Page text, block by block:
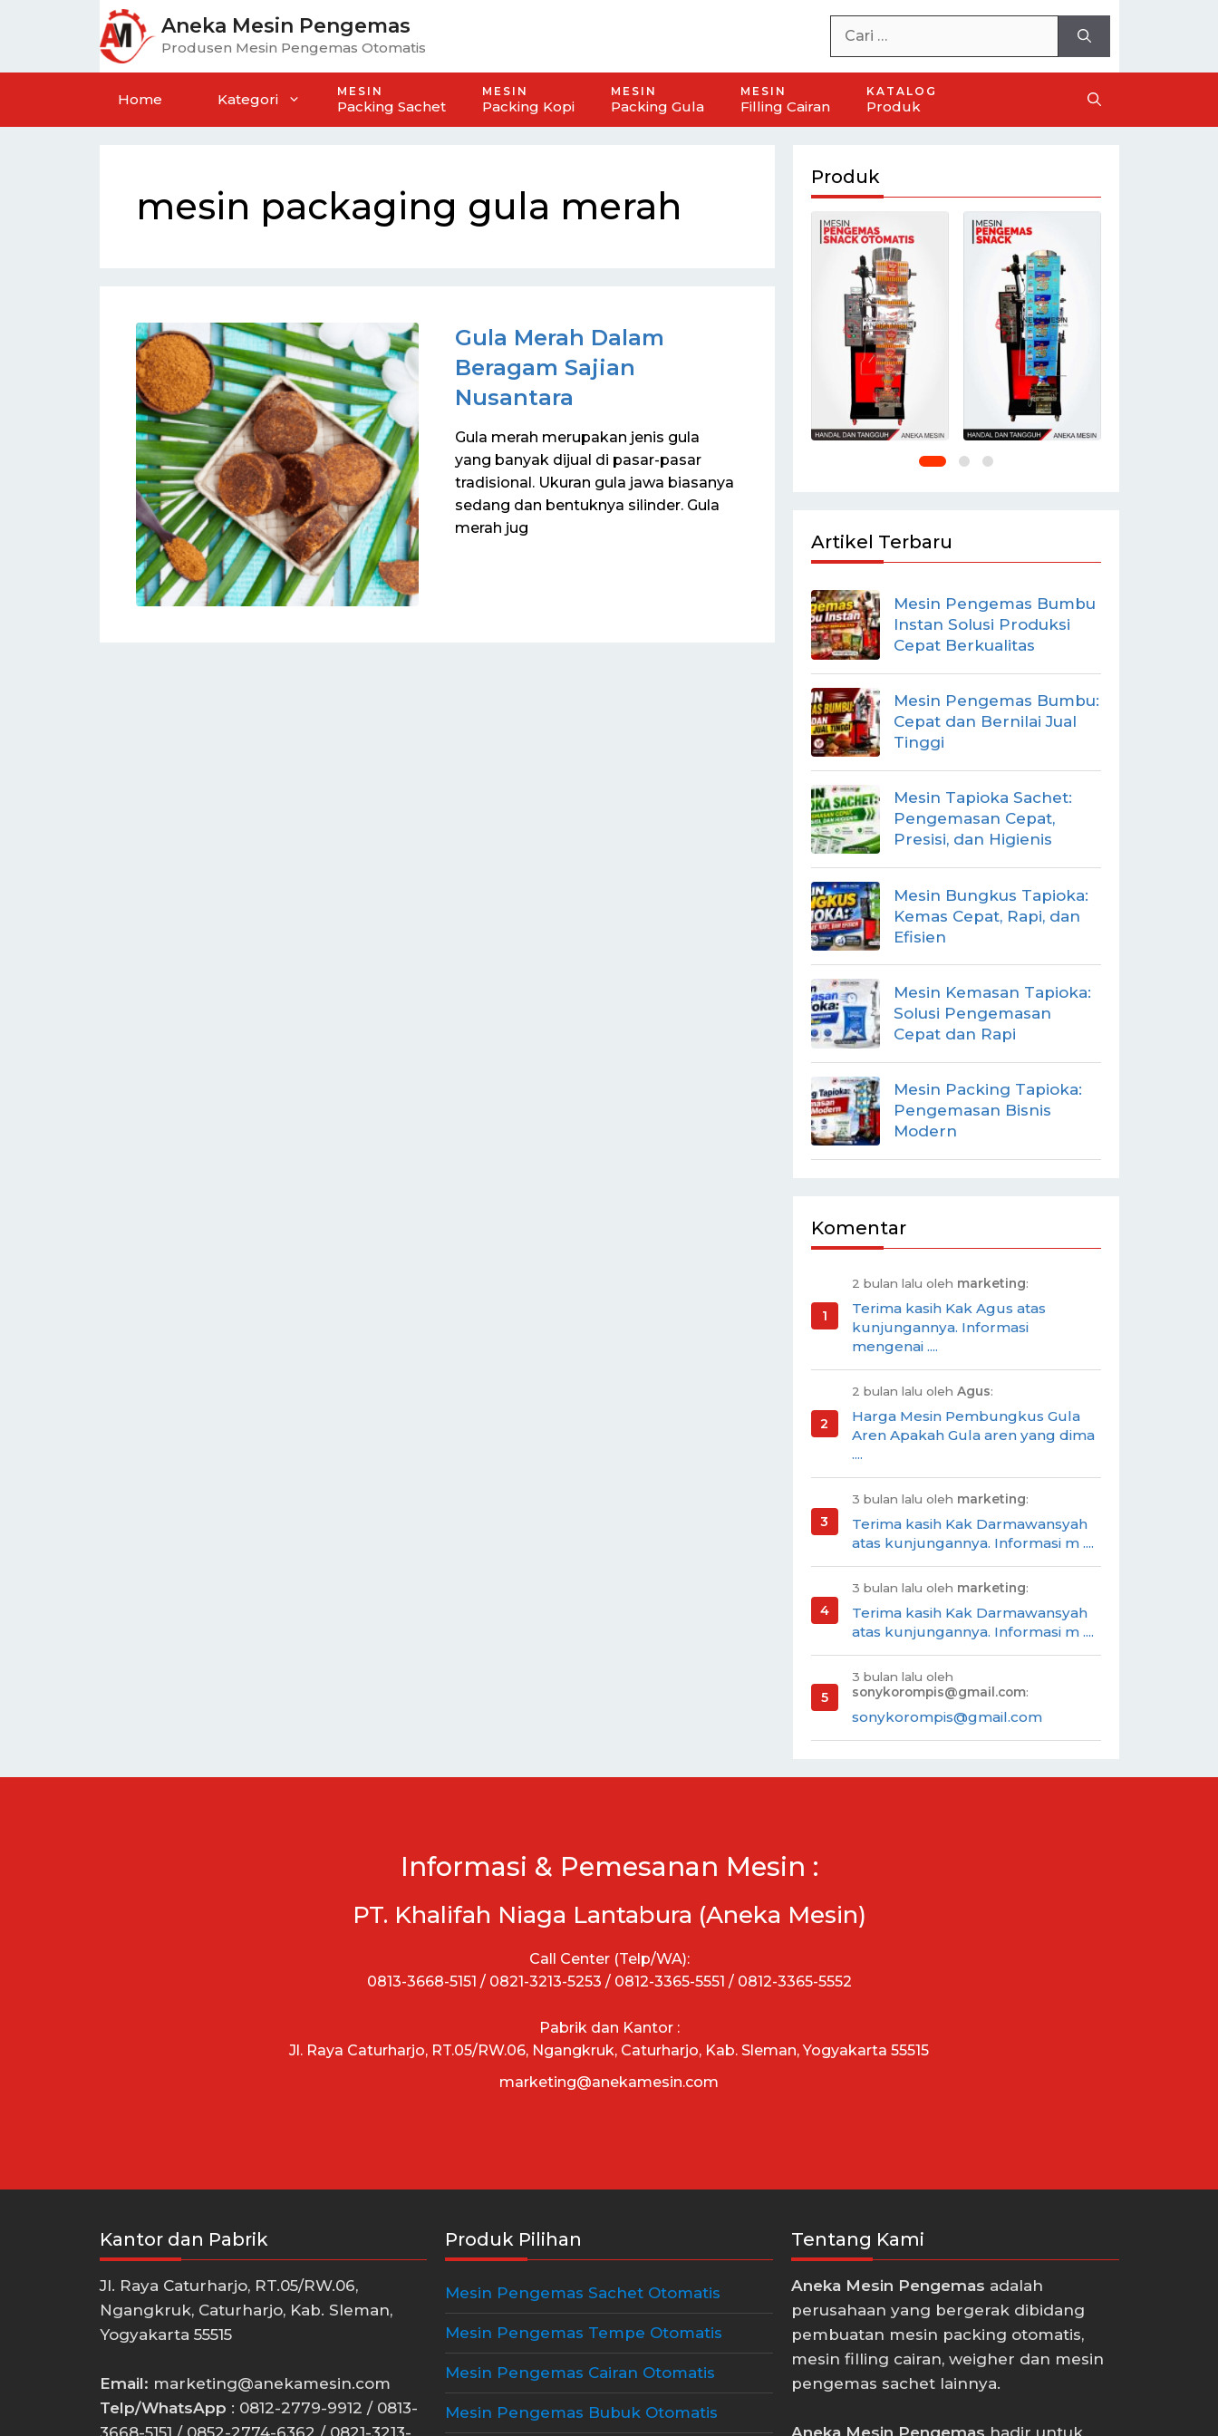
Aneka Mesin Pengemas
Produsen Mesin Pengemas Otomatis
Home Kategori MESIN
Packing Sachet
MESIN
Packing Kopi
MESIN
Packing Gula
MESIN
Filling Cairan
KATALOG
Produk
mesin packaging gula merah
Gula Merah Dalam
Beragam Sajian
Nusantara
Gula merah merupakan jenis gula
yang banyak dijual di pasar-pasar
tradisional. Ukuran gula jawa biasanya
sedang dan bentuknya silinder. Gula
merah jug
Produk
Artikel Terbaru
Mesin Pengemas Bumbu
Instan Solusi Produksi
Cepat Berkualitas
Mesin Pengemas Bumbu:
Cepat dan Bernilai Jual
Tinggi
Mesin Tapioka Sachet:
Pengemasan Cepat,
Presisi, dan Higienis
Mesin Bungkus Tapioka:
Kemas Cepat, Rapi, dan
Efisien
Mesin Kemasan Tapioka:
Solusi Pengemasan
Cepat dan Rapi
Mesin Packing Tapioka:
Pengemasan Bisnis
Modern
Komentar
2 bulan lalu oleh marketing:
Terima kasih Kak Agus atas
kunjungannya. Informasi
mengenai ....
2 bulan lalu oleh Agus:
Harga Mesin Pembungkus Gula
Aren Apakah Gula aren yang dima
....
3 bulan lalu oleh marketing:
Terima kasih Kak Darmawansyah
atas kunjungannya. Informasi m ....
3 bulan lalu oleh marketing:
Terima kasih Kak Darmawansyah
atas kunjungannya. Informasi m ....
3 bulan lalu oleh
sonykorompis@gmail.com:
sonykorompis@gmail.com
Informasi & Pemesanan Mesin :
PT. Khalifah Niaga Lantabura (Aneka Mesin)
Call Center (Telp/WA):
0813-3668-5151 / 0821-3213-5253 / 0812-3365-5551 / 0812-3365-5552
Pabrik dan Kantor :
Jl. Raya Caturharjo, RT.05/RW.06, Ngangkruk, Caturharjo, Kab. Sleman, Yogyakarta 55515
marketing@anekamesin.com
Kantor dan Pabrik
Jl. Raya Caturharjo, RT.05/RW.06,
Ngangkruk, Caturharjo, Kab. Sleman,
Yogyakarta 55515
Email: marketing@anekamesin.com
Telp/WhatsApp : 0812-2779-9912 / 0813-
Produk Pilihan
Mesin Pengemas Sachet Otomatis
Mesin Pengemas Tempe Otomatis
Mesin Pengemas Cairan Otomatis
Mesin Pengemas Bubuk Otomatis
Tentang Kami
Aneka Mesin Pengemas adalah
perusahaan yang bergerak dibidang
pembuatan mesin packing otomatis,
mesin filling cairan, weigher dan mesin
pengemas sachet lainnya.